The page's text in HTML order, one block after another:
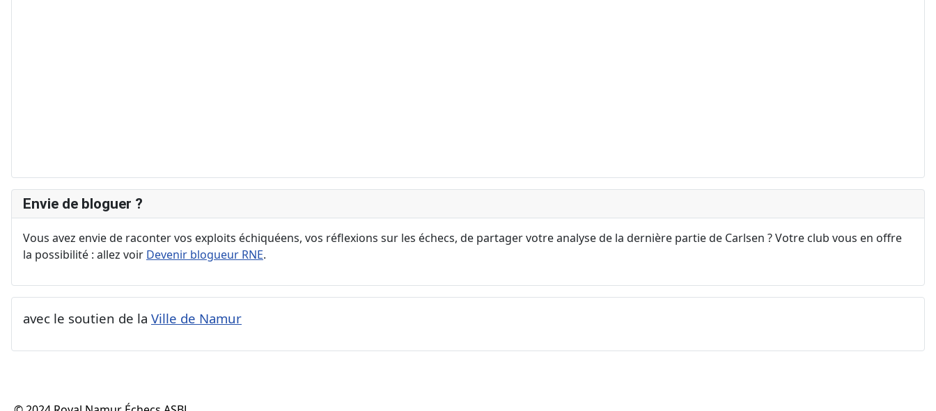
Envie de bloguer ?
Vous avez envie de raconter vos exploits échiquéens, vos réflexions sur les échecs, de partager votre analyse de la dernière partie de Carlsen ? Votre club vous en offre
la possibilité : allez voir Devenir blogueur RNE.
avec le soutien de la Ville de Namur